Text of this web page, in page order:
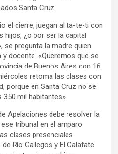
Santa Cruz.
el cierre, juegan al ta-te-ti con
hijos, ¿o por ser la capital
se pregunta la madre quien
docente. «Queremos que se
de Buenos Aires con 16
retoma las clases con
porque en Santa Cruz no se
mil habitantes».
Apelaciones debe resolver la
tribunal en el amparo
clases presenciales
Río Gallegos y El Calafate